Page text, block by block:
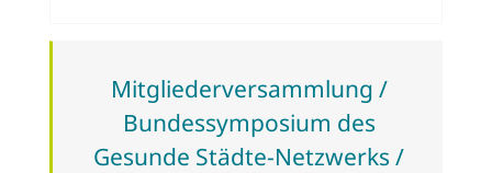
Mitgliederversammlung /
Bundessymposium des
Gesunde Städte-Netzwerks /